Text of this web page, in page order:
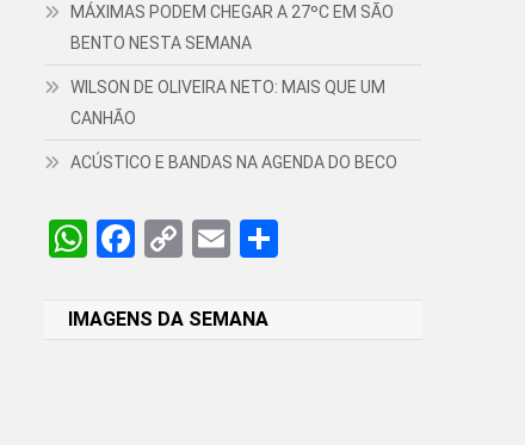
MÁXIMAS PODEM CHEGAR A 27ºC EM SÃO
BENTO NESTA SEMANA
WILSON DE OLIVEIRA NETO: MAIS QUE UM
CANHÃO
ACÚSTICO E BANDAS NA AGENDA DO BECO
WhatsApp
Facebook
CopyEmail
IMAGENS DA SEMANA